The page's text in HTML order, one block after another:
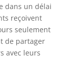
dans un délai
reçoivent
seulement
de partager
avec leurs